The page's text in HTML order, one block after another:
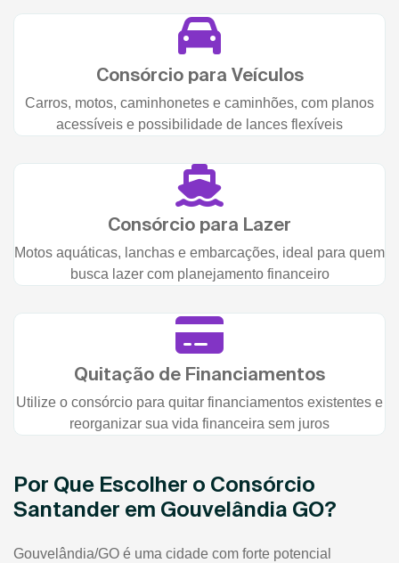
Consórcio para Veículos
Carros, motos, caminhonetes e caminhões, com planos
acessíveis e possibilidade de lances flexíveis
Consórcio para Lazer
Motos aquáticas, lanchas e embarcações, ideal para quem
busca lazer com planejamento financeiro
Quitação de Financiamentos
Utilize o consórcio para quitar financiamentos existentes e
reorganizar sua vida financeira sem juros
Por Que Escolher o Consórcio
Santander em Gouvelândia GO?
Gouvelândia/GO é uma cidade com forte potencial